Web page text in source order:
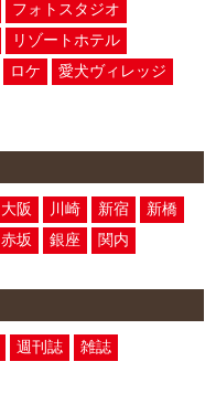
フォトスタジオ
リゾートホテル
ロケ
愛犬ヴィレッジ
大阪 川崎 新宿
新橋
赤坂 銀座 関内
週刊誌
雑誌